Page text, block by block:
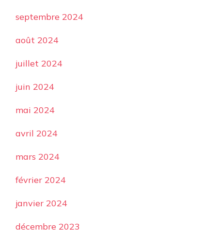
septembre 2024
août 2024
juillet 2024
juin 2024
mai 2024
avril 2024
mars 2024
février 2024
janvier 2024
décembre 2023